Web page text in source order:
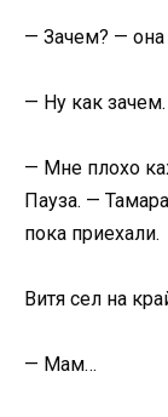
— Зачем? — она
— Ну как
— Мне плохо
Пауза. —
пока приехали.
Витя сел на
— Мам…